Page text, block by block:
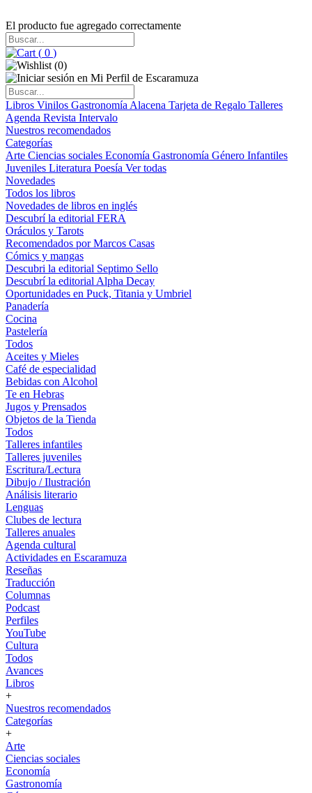
El producto fue agregado correctamente
( 0 )
(0)
Libros Vinilos Gastronomía Alacena Tarjeta de Regalo Talleres
Agenda Revista Intervalo
Nuestros recomendados
Categorías
Arte Ciencias sociales Economía Gastronomía Género Infantiles
Juveniles Literatura Poesía Ver todas
Novedades
Todos los libros
Novedades de libros en inglés
Descubrí la editorial FERA
Oráculos y Tarots
Recomendados por Marcos Casas
Cómics y mangas
Descubri la editorial Septimo Sello
Descubrí la editorial Alpha Decay
Oportunidades en Puck, Titania y Umbriel
Panadería
Cocina
Pastelería
Todos
Aceites y Mieles
Café de especialidad
Bebidas con Alcohol
Te en Hebras
Jugos y Prensados
Objetos de la Tienda
Todos
Talleres infantiles
Talleres juveniles
Escritura/Lectura
Dibujo / Ilustración
Análisis literario
Lenguas
Clubes de lectura
Talleres anuales
Agenda cultural
Actividades en Escaramuza
Reseñas
Traducción
Columnas
Podcast
Perfiles
YouTube
Cultura
Todos
Avances
Libros
+
Nuestros recomendados
Categorías
+
Arte
Ciencias sociales
Economía
Gastronomía